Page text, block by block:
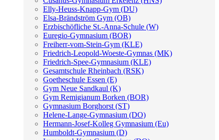
Elly-Heuss-Knapp-Gym (DU)
Elsa-Brändström Gym (OB)
Erzbischöfliche St.-Anna-Schule (W)
Euregio-Gymnasium (BOR)
Freiherr-vom-Stein-Gym (KLE)
Friedrich-Leopold-Woeste-Gymnas (MK)
Friedrich-Spee-Gymnasium (KLE)
Gesamtschule Rheinbach (RSK)
Goetheschule Essen (E)
Gym Neue Sandkaul (K)
Gym Remigianum Borken (BOR)
Gymnasium Borghorst (ST)
Helene-Lange-Gymnasium (DO)
Hermann-Josef-Kolleg Gymnasium (Eu)
Humboldt-Gymnasium (D)